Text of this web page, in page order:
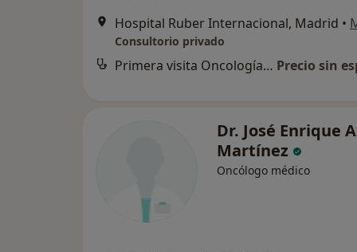
Hospital Ruber Internacional, Madrid •
Consultorio privado
Primera visita Oncología Médica Precio sin
Dr. José Enrique
Martínez
Oncólogo médico